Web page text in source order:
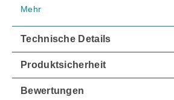
Mehr
Technische Details
Produktsicherheit
Bewertungen